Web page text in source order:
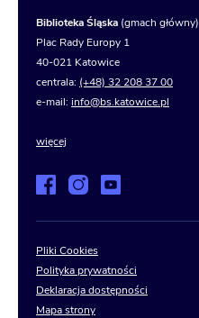
Biblioteka Śląska (gmach główny)
Plac Rady Europy 1
40-021 Katowice
centrala: (+48) 32 208 37 00
e-mail: info@bs.katowice.pl
więcej
Pliki Cookies
Polityka prywatności
Deklaracja dostępności
Mapa strony